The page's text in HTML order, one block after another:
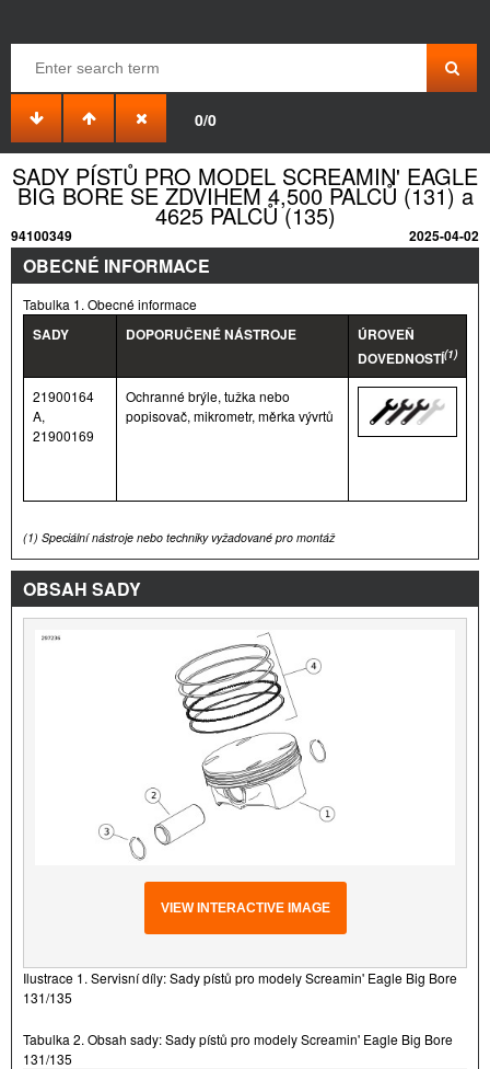
0/0
SADY PÍSTŮ PRO MODEL SCREAMIN' EAGLE
BIG BORE SE ZDVIHEM 4,500 PALCŮ (131) a
4625 PALCŮ (135)
94100349 2025-04-02
OBECNÉ INFORMACE
Tabulka 1. Obecné informace
SADY DOPORUČENÉ NÁSTROJE
ÚROVEŇ
DOVEDNOSTÍ(1)
21900164
A,
21900169
Ochranné brýle, tužka nebo
popisovač, mikrometr, měrka vývrtů
(1) Speciální nástroje nebo techniky vyžadované pro montáž
OBSAH SADY
VIEW INTERACTIVE IMAGE
Ilustrace 1. Servisní díly: Sady pístů pro modely Screamin' Eagle Big Bore
131/135
Tabulka 2. Obsah sady: Sady pístů pro modely Screamin' Eagle Big Bore
131/135